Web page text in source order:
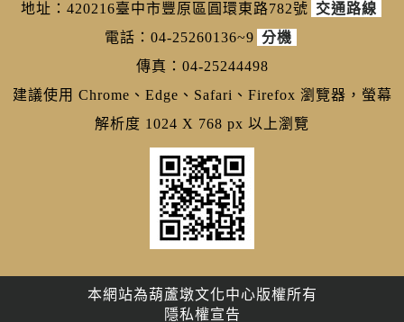
地址：420216臺中市豐原區圓環東路782號 交通路線
電話：04-25260136~9 分機
傳真：04-25244498
建議使用 Chrome、Edge、Safari、Firefox 瀏覽器，螢幕
解析度 1024 X 768 px 以上瀏覽
本網站為葫蘆墩文化中心版權所有
隱私權宣告